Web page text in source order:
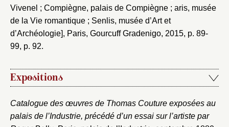
Vivenel ; Compiègne, palais de Compiègne ; aris, musée
de la Vie romantique ; Senlis, musée d’Art et
d’Archéologie], Paris, Gourcuff Gradenigo, 2015, p. 89-
99, p. 92.
Expositions
Catalogue des œuvres de Thomas Couture exposées au
palais de l’Industrie, précédé d’un essai sur l’artiste par